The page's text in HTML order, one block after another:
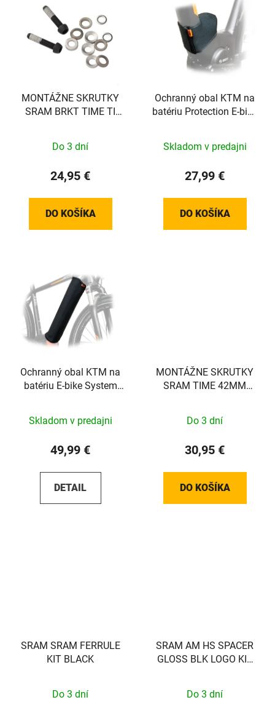
MONTÁŽNE SKRUTKY
SRAM BRKT TIME TI
Do 3 dní
24,95 €
DO KOŠÍKA
Ochranný obal KTM na
batériu Protection E-bike
Skladom v predajni
27,99 €
DO KOŠÍKA
Ochranný obal KTM na
batériu E-bike System
Skladom v predajni
49,99 €
DETAIL
MONTÁŽNE SKRUTKY
SRAM TIME 42MM
Do 3 dní
30,95 €
DO KOŠÍKA
SRAM SRAM FERRULE
KIT BLACK
Do 3 dní
SRAM AM HS SPACER
GLOSS BLK LOGO KIT
Do 3 dní